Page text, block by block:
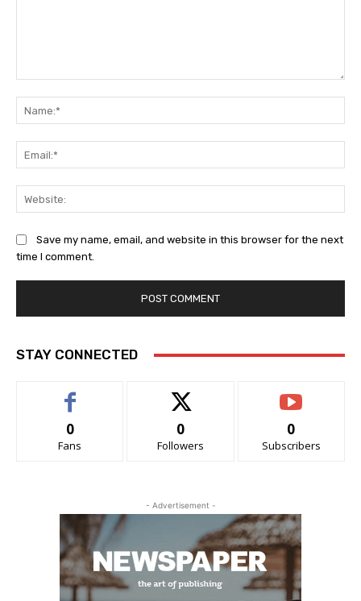
Save my name, email, and website in this browser for the next
time I comment.
STAY CONNECTED
0
Fans
0
Followers
0
Subscribers
- Advertisement -